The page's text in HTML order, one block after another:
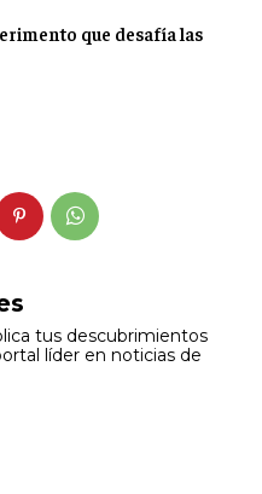
tus descubrimientos
líder en noticias de
que desafía las